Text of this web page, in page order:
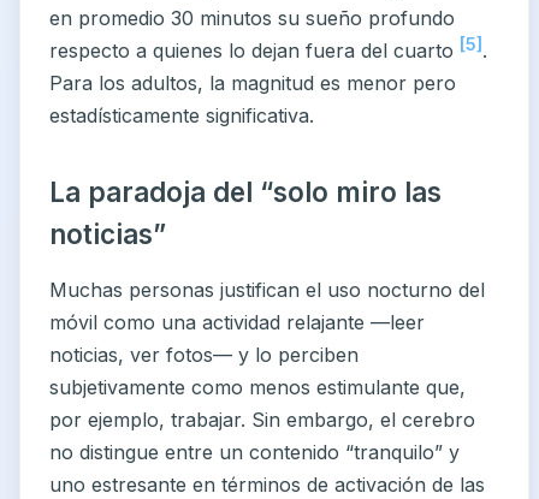
en promedio 30 minutos su sueño profundo
respecto a quienes lo dejan fuera del cuarto [5] .
Para los adultos, la magnitud es menor pero
estadísticamente significativa.
La paradoja del “solo miro las
noticias”
Muchas personas justifican el uso nocturno del
móvil como una actividad relajante —leer
noticias, ver fotos— y lo perciben
subjetivamente como menos estimulante que,
por ejemplo, trabajar. Sin embargo, el cerebro
no distingue entre un contenido “tranquilo” y
uno estresante en términos de activación de las